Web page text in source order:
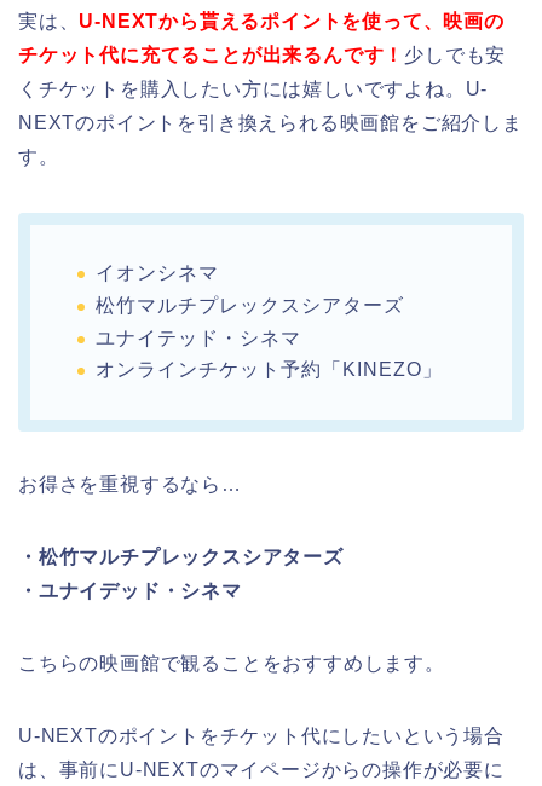
実は、 U-NEXTから貰えるポイントを使って、映画の
チケット代に充てることが出来るんです！ 少しでも安
くチケットを購入したい方には嬉しいですよね。U-
NEXTのポイントを引き換えられる映画館をご紹介しま
す。
イオンシネマ
松竹マルチプレックスシアターズ
ユナイテッド・シネマ
オンラインチケット予約「KINEZO」
お得さを重視するなら…
・松竹マルチプレックスシアターズ
・ユナイデッド・シネマ
こちらの映画館で観ることをおすすめします。
U-NEXTのポイントをチケット代にしたいという場合
は、事前にU-NEXTのマイページからの操作が必要に